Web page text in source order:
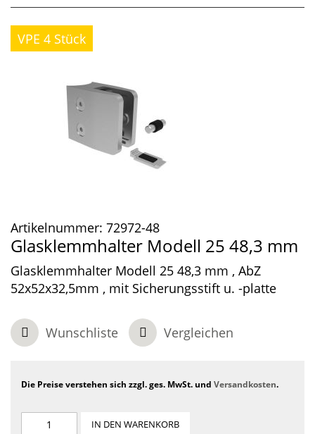
VPE 4 Stück
Artikelnummer: 72972-48
Glasklemmhalter Modell 25 48,3 mm
Glasklemmhalter Modell 25 48,3 mm , AbZ
52x52x32,5mm , mit Sicherungsstift u. -platte
Wunschliste Vergleichen
Die Preise verstehen sich zzgl. ges. MwSt. und Versandkosten.
IN DEN WARENKORB